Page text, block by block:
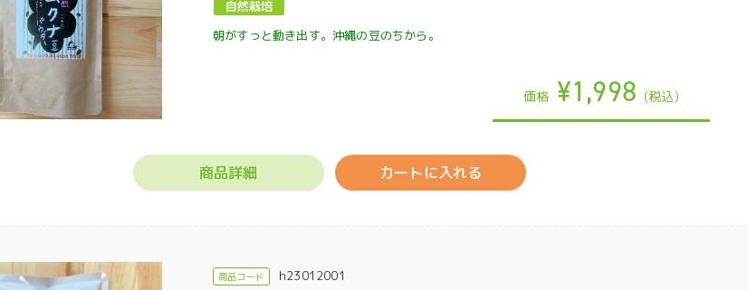
朝がすっと動き出す。沖縄の豆のちから。
価格 ¥1,998 (税込)
商品詳細 カートに入れる
h23012001